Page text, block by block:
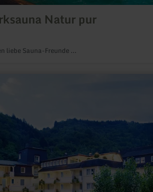
Natur pur
liebe Sauna-Freunde ...